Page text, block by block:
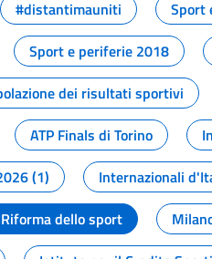
#distantimauniti Sport
Sport e periferie 2018
dei risultati sportivi
ATP Finals di Torino
(1)
Internazionali
Riforma dello sport